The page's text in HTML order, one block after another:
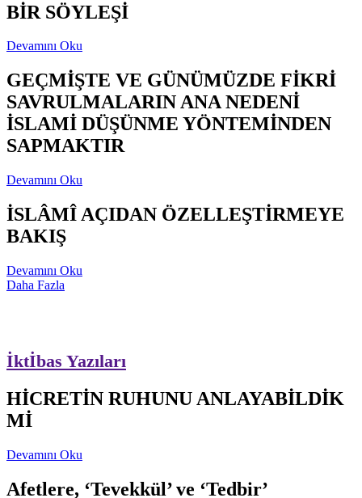
BİR SÖYLEŞİ
Devamını Oku
GEÇMİŞTE VE GÜNÜMÜZDE FİKRİ
SAVRULMALARIN ANA NEDENİ
İSLAMİ DÜŞÜNME YÖNTEMİNDEN
SAPMAKTIR
Devamını Oku
İSLÂMÎ AÇIDAN ÖZELLEŞTİRMEYE
BAKIŞ
Devamını Oku
Daha Fazla
İktİbas Yazıları
HİCRETİN RUHUNU ANLAYABİLDİK
Mİ
Devamını Oku
Afetlere, ‘Tevekkül’ ve ‘Tedbir’